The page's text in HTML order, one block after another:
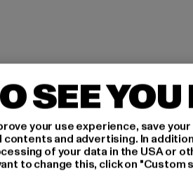
AN,
SEE YOU
your use experience, save
and advertising. In
of your data in the USA or
to change this, click on "Custom